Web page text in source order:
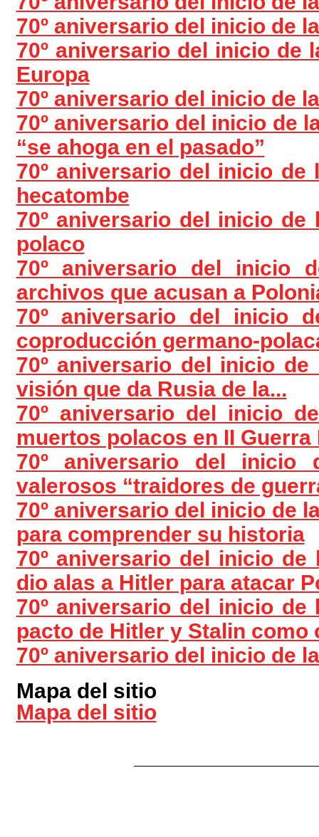
70º aniversario del inicio de
70º aniversario del inicio de
Europa
70º aniversario del inicio de
70º aniversario del inicio de
“se ahoga en el pasado”
70º aniversario del inicio de
hecatombe
70º aniversario del inicio de
polaco
70º aniversario del inicio
archivos que acusan a
70º aniversario del inicio
coproducción germano-
70º aniversario del inicio
visión que da Rusia de la...
70º aniversario del inicio
muertos polacos en II Guerra
70º aniversario del inicio
valerosos “traidores de
70º aniversario del inicio de
para comprender su historia
70º aniversario del inicio
dio alas a Hitler para atacar
70º aniversario del inicio de
pacto de Hitler y Stalin como
70º aniversario del inicio de
Mapa del sitio
Mapa del sitio